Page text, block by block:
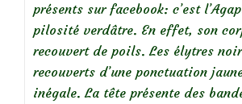
présents sur facebook: c’est
pilosité verdâtre. En effet, son
recouvert de poils. Les élytres
recouverts d’une ponctuation
inégale. La tête présente des